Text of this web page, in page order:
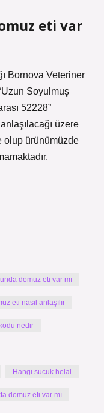
eti var
Bornova Veteriner
Soyulmuş
52228”
üzere
olup ürünümüzde
domuz eti var mı
eti nasıl anlaşılır
nedir
Hangi sucuk helal
domuz eti var mı